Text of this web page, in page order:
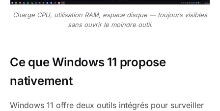
Charge CPU, utilisation RAM, espace disque — toujours visibles
sans ouvrir le moindre outil.
Ce que Windows 11 propose
nativement
Windows 11 offre deux outils intégrés pour surveiller